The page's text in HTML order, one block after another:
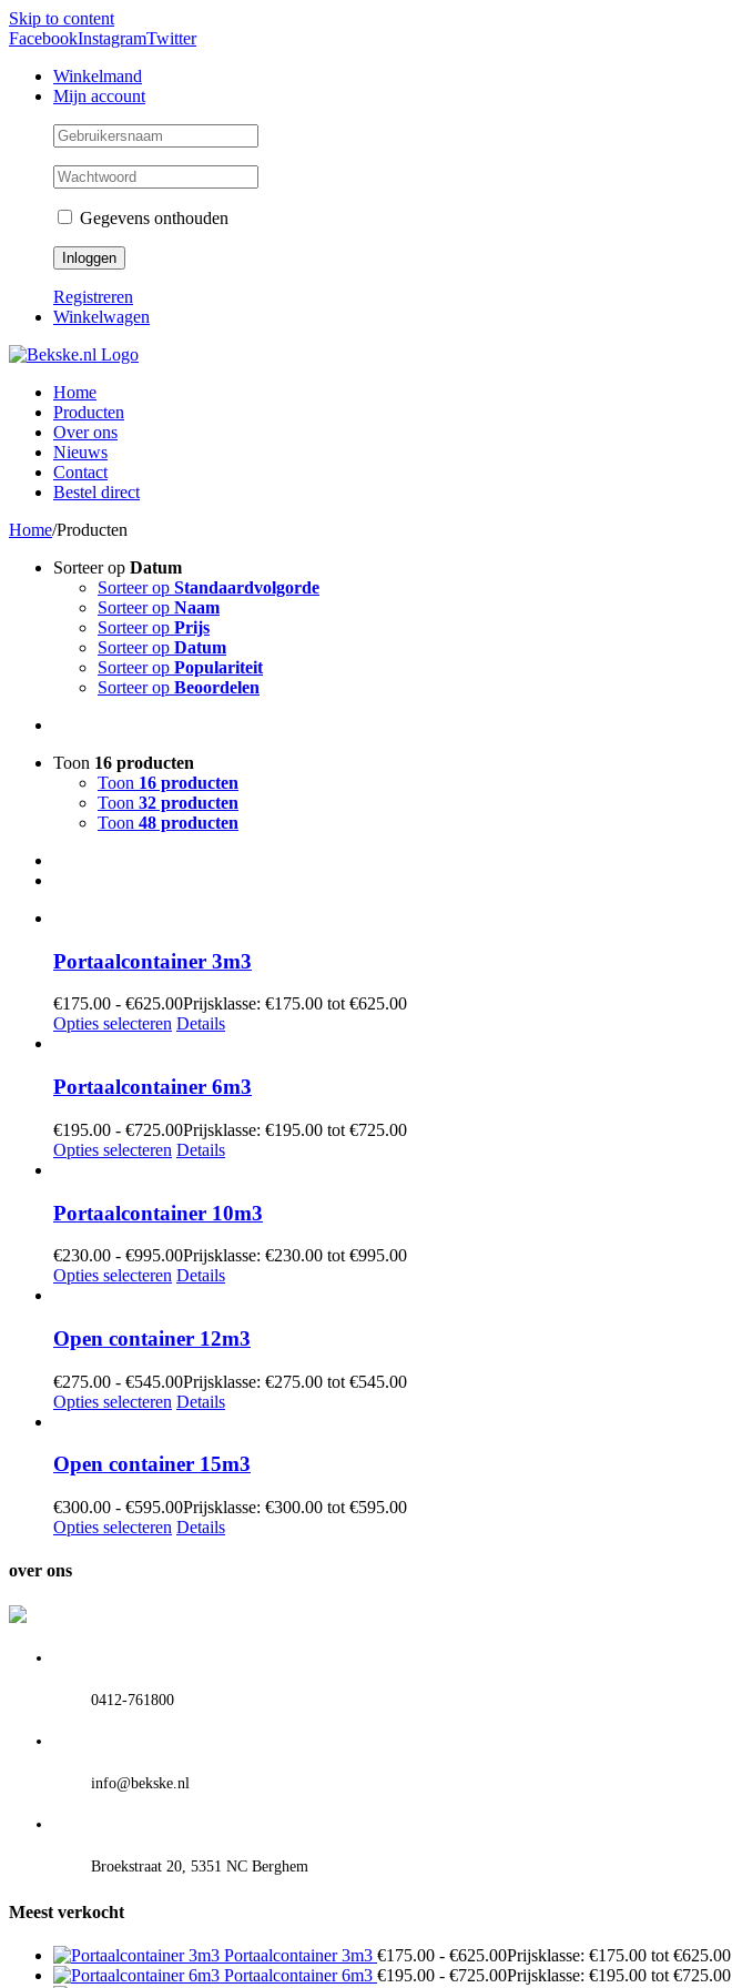
Skip to content
FacebookInstagramTwitter
Winkelmand
Mijn account
Gegevens onthouden
Registreren
Winkelwagen
Home
Producten
Over ons
Nieuws
Contact
Bestel direct
Home/Producten
Sorteer op Datum
Sorteer op Standaardvolgorde
Sorteer op Naam
Sorteer op Prijs
Sorteer op Datum
Sorteer op Populariteit
Sorteer op Beoordelen
Toon 16 producten
Toon 16 producten
Toon 32 producten
Toon 48 producten
Portaalcontainer 3m3
€175.00 - €625.00Prijsklasse: €175.00 tot €625.00
Opties selecteren Details
Portaalcontainer 6m3
€195.00 - €725.00Prijsklasse: €195.00 tot €725.00
Opties selecteren Details
Portaalcontainer 10m3
€230.00 - €995.00Prijsklasse: €230.00 tot €995.00
Opties selecteren Details
Open container 12m3
€275.00 - €545.00Prijsklasse: €275.00 tot €545.00
Opties selecteren Details
Open container 15m3
€300.00 - €595.00Prijsklasse: €300.00 tot €595.00
Opties selecteren Details
over ons
0412-761800
info@bekske.nl
Broekstraat 20, 5351 NC Berghem
Meest verkocht
Portaalcontainer 3m3 €175.00 - €625.00Prijsklasse: €175.00 tot €625.00
Portaalcontainer 6m3 €195.00 - €725.00Prijsklasse: €195.00 tot €725.00